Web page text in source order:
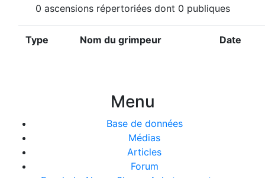
0 ascensions répertoriées dont 0 publiques
Type Nom du grimpeur Date
Menu
Base de données
Médias
Articles
Forum